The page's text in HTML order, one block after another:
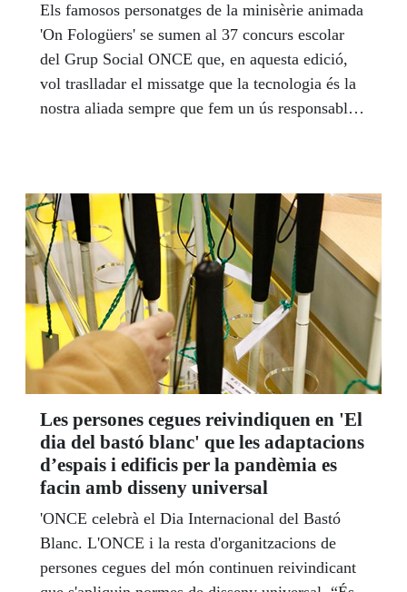
Els famosos personatges de la minisèrie animada
'On Fologüers' se sumen al 37 concurs escolar
del Grup Social ONCE que, en aquesta edició,
vol traslladar el missatge que la tecnologia és la
nostra aliada sempre que fem un ús responsable
Les persones cegues reivindiquen en 'El
dia del bastó blanc' que les adaptacions
d’espais i edificis per la pandèmia es
facin amb disseny universal
'ONCE celebrà el Dia Internacional del Bastó
Blanc. L'ONCE i la resta d'organitzacions de
persones cegues del món continuen reivindicant